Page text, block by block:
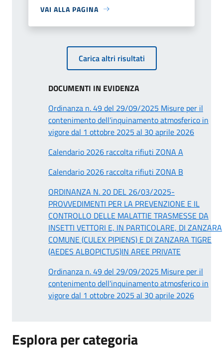
VAI ALLA PAGINA
Carica altri risultati
DOCUMENTI IN EVIDENZA
Ordinanza n. 49 del 29/09/2025 Misure per il
contenimento dell'inquinamento atmosferico in
vigore dal 1 ottobre 2025 al 30 aprile 2026
Calendario 2026 raccolta rifiuti ZONA A
Calendario 2026 raccolta rifiuti ZONA B
ORDINANZA N. 20 DEL 26/03/2025-
PROVVEDIMENTI PER LA PREVENZIONE E IL
CONTROLLO DELLE MALATTIE TRASMESSE DA
INSETTI VETTORI E, IN PARTICOLARE, DI ZANZARA
COMUNE (CULEX PIPIENS) E DI ZANZARA TIGRE
(AEDES ALBOPICTUS)IN AREE PRIVATE
Ordinanza n. 49 del 29/09/2025 Misure per il
contenimento dell'inquinamento atmosferico in
vigore dal 1 ottobre 2025 al 30 aprile 2026
Esplora per categoria